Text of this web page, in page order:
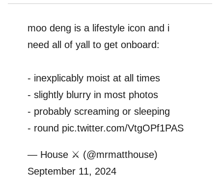
moo deng is a lifestyle icon and i
need all of yall to get onboard:
- inexplicably moist at all times
- slightly blurry in most photos
- probably screaming or sleeping
- round pic.twitter.com/VtgOPf1PAS
— House ⚔️ (@mrmatthouse)
September 11, 2024